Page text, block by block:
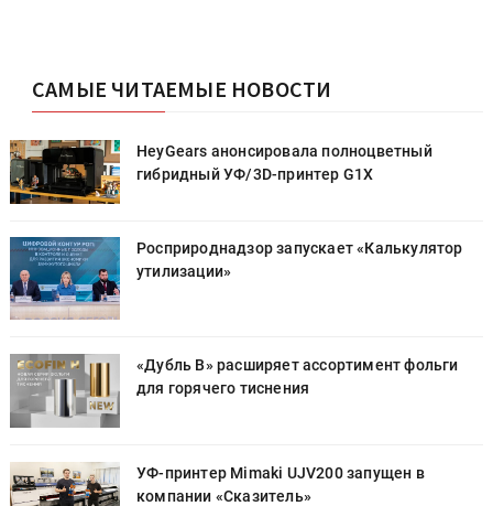
САМЫЕ ЧИТАЕМЫЕ НОВОСТИ
HeyGears анонсировала полноцветный
гибридный УФ/3D-принтер G1X
Росприроднадзор запускает «Калькулятор
утилизации»
«Дубль В» расширяет ассортимент фольги
для горячего тиснения
УФ-принтер Mimaki UJV200 запущен в
компании «Сказитель»